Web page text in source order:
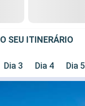
O SEU ITINERÁRIO
Dia 3 Dia 4 Dia 5